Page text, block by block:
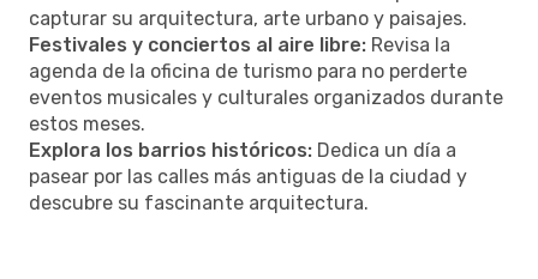
capturar su arquitectura, arte urbano y paisajes.
Festivales y conciertos al aire libre: Revisa la
agenda de la oficina de turismo para no perderte
eventos musicales y culturales organizados durante
estos meses.
Explora los barrios históricos: Dedica un día a
pasear por las calles más antiguas de la ciudad y
descubre su fascinante arquitectura.